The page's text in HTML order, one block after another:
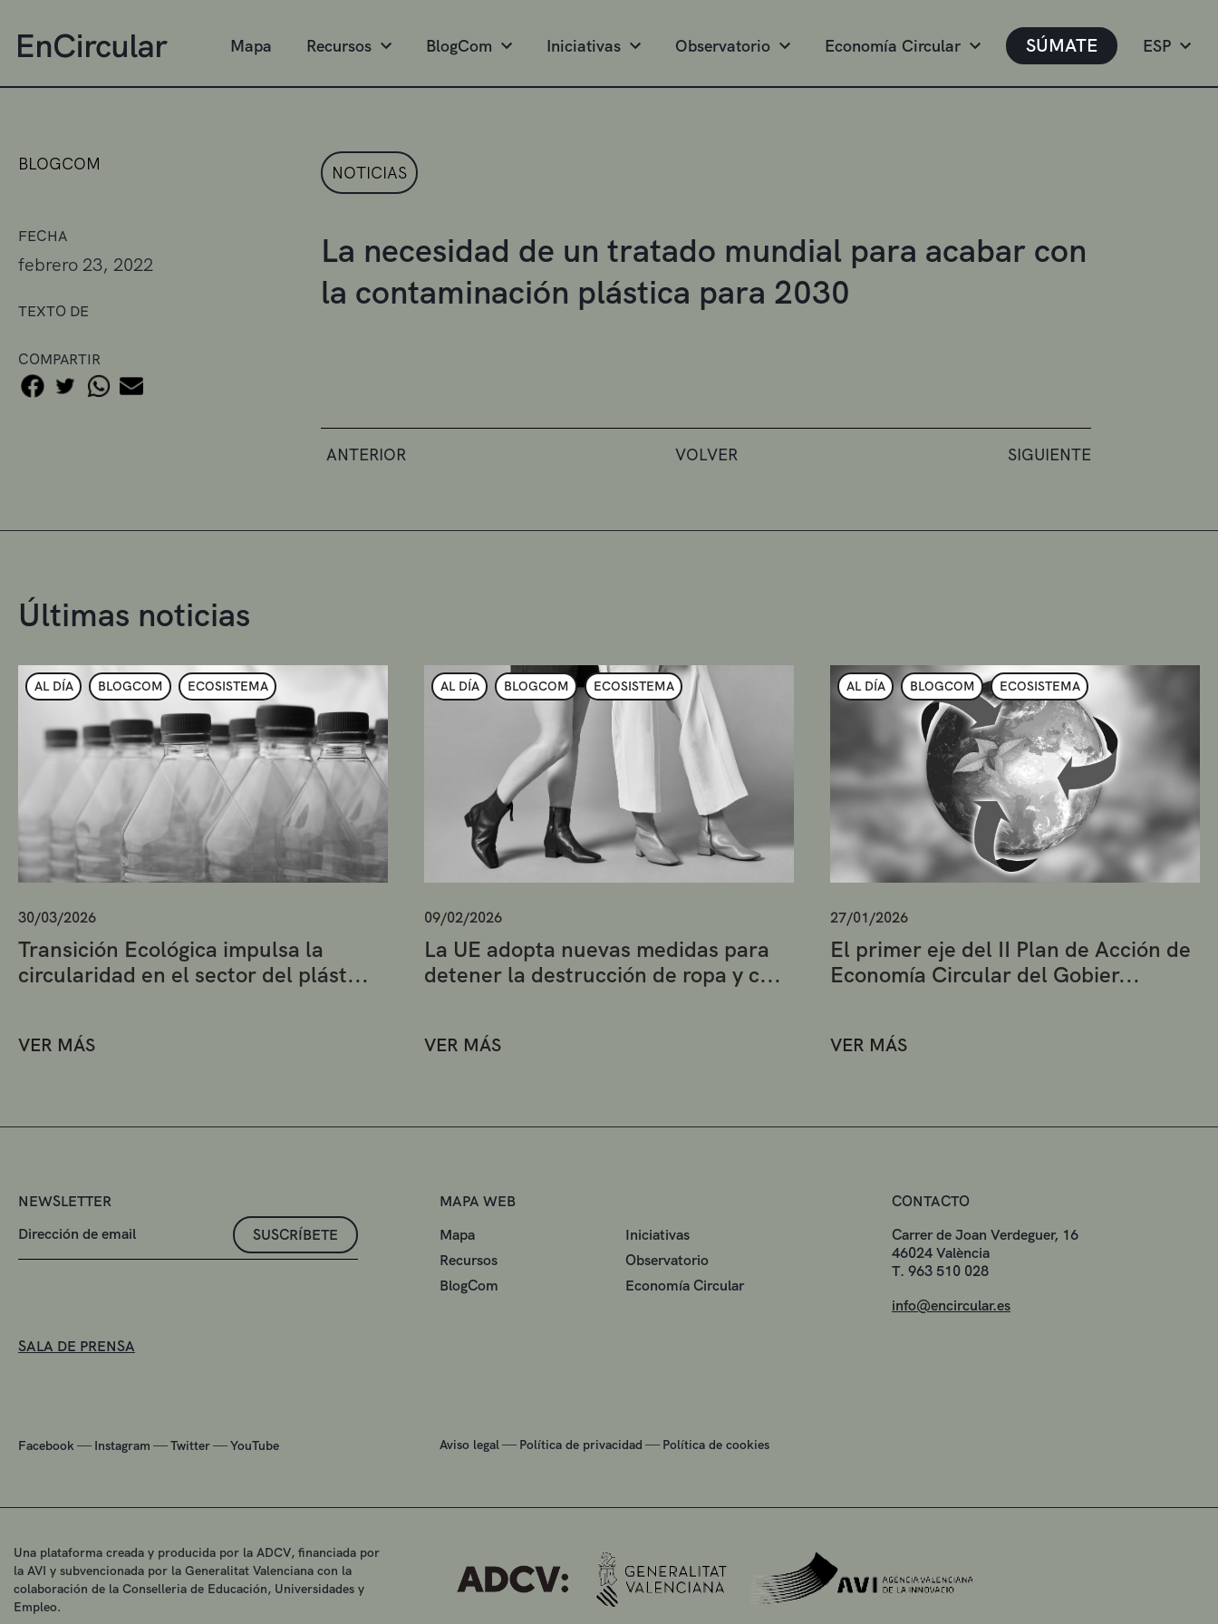
Mapa Recursos BlogCom Iniciativas Observatorio Economía Circular SÚMATE ESP
BLOGCOM
FECHA
febrero 23, 2022
TEXTO DE
COMPARTIR
NOTICIAS
La necesidad de un tratado mundial para acabar con
la contaminación plástica para 2030
ANTERIOR VOLVER SIGUIENTE
Últimas noticias
AL DÍA BLOGCOM ECOSISTEMA
30/03/2026
Transición Ecológica impulsa la
circularidad en el sector del plást...
VER MÁS
AL DÍA BLOGCOM ECOSISTEMA
09/02/2026
La UE adopta nuevas medidas para
detener la destrucción de ropa y c...
VER MÁS
AL DÍA BLOGCOM ECOSISTEMA
27/01/2026
El primer eje del II Plan de Acción de
Economía Circular del Gobier...
VER MÁS
NEWSLETTER
SUSCRÍBETE
SALA DE PRENSA
Facebook — Instagram —Twitter—YouTube
MAPA WEB
Mapa
Iniciativas
Recursos
Observatorio
BlogCom
Economía Circular
Aviso legal — Política de privacidad — Política de cookies
CONTACTO
Carrer de Joan Verdeguer, 16
46024 València
T. 963 510 028
info@encircular.es
Una plataforma creada y producida por la ADCV, financiada por
la AVI y subvencionada por la Generalitat Valenciana con la
colaboración de la Conselleria de Educación, Universidades y
Empleo.